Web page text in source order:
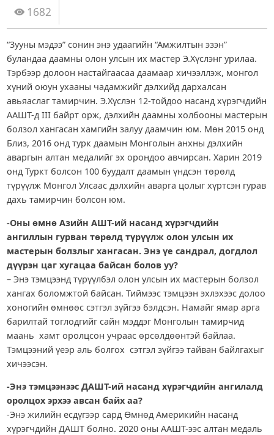
1682
“3ууны мэдээ” сонин энэ удаагийн “Амжилтын эзэн”
буландаа даамны олон улсын их мастер Э.Хүслэнг урилаа.
Тэрбээр долоон настайгаасаа даамаар хичээллэж, монгол
хүний оюун ухааны чадамжийг дэлхийд дархалсан
авьяаслаг тамирчин. Э.Хүслэн 12-тойдоо насанд хүрэгчдийн
ААШТ-д III байрт орж, дэлхийн даамны холбооны мастерын
болзол хангасан хамгийн залуу даамчин юм. Мөн 2015 онд
Близ, 2016 онд турк даамын Монголын анхны дэлхийн
аваргын алтан медалийг эх орондоо авчирсан. Харин 2019
онд Туркт болсон 100 буудалт даамын үндсэн төрөлд
түрүүлж Монгол Улсаас дэлхийн аварга цолыг хүртсэн гурав
дахь тамирчин болсон юм.
-Оны өмнө Азийн АШТ-ий насанд хүрэгчдийн
ангиллын гурван төрөлд түрүүлж олон улсын их
мастерын болзлыг хангасан. Энэ үе сандрал, догдлол
дүүрэн цаг хугацаа байсан болов уу?
– Энэ тэмцээнд түрүүлбэл олон улсын их мастерын болзол
хангах боломжтой байсан. Тиймээс тэмцээн эхлэхээс долоо
хоногийн өмнөөс сэтгэл зүйгээ бэлдсэн. Намайг ямар арга
барилтай тоглодгийг сайн мэддэг Монголын тамирчид
маань хамт оролцсон учраас өрсөлдөөнтэй байлаа.
Тэмцээний үеэр аль болгох сэтгэл зүйгээ тайван байлгахыг
хичээсэн.
-Энэ тэмцээнээс ДАШТ-ий насанд хүрэгчдийн ангилалд
оролцох эрхээ авсан байх аа?
-Энэ жилийн есдүгээр сард Өмнөд Америкийн насанд
хүрэгчдийн ДАШТ болно. 2020 оны ААШТ-ээс алтан медаль